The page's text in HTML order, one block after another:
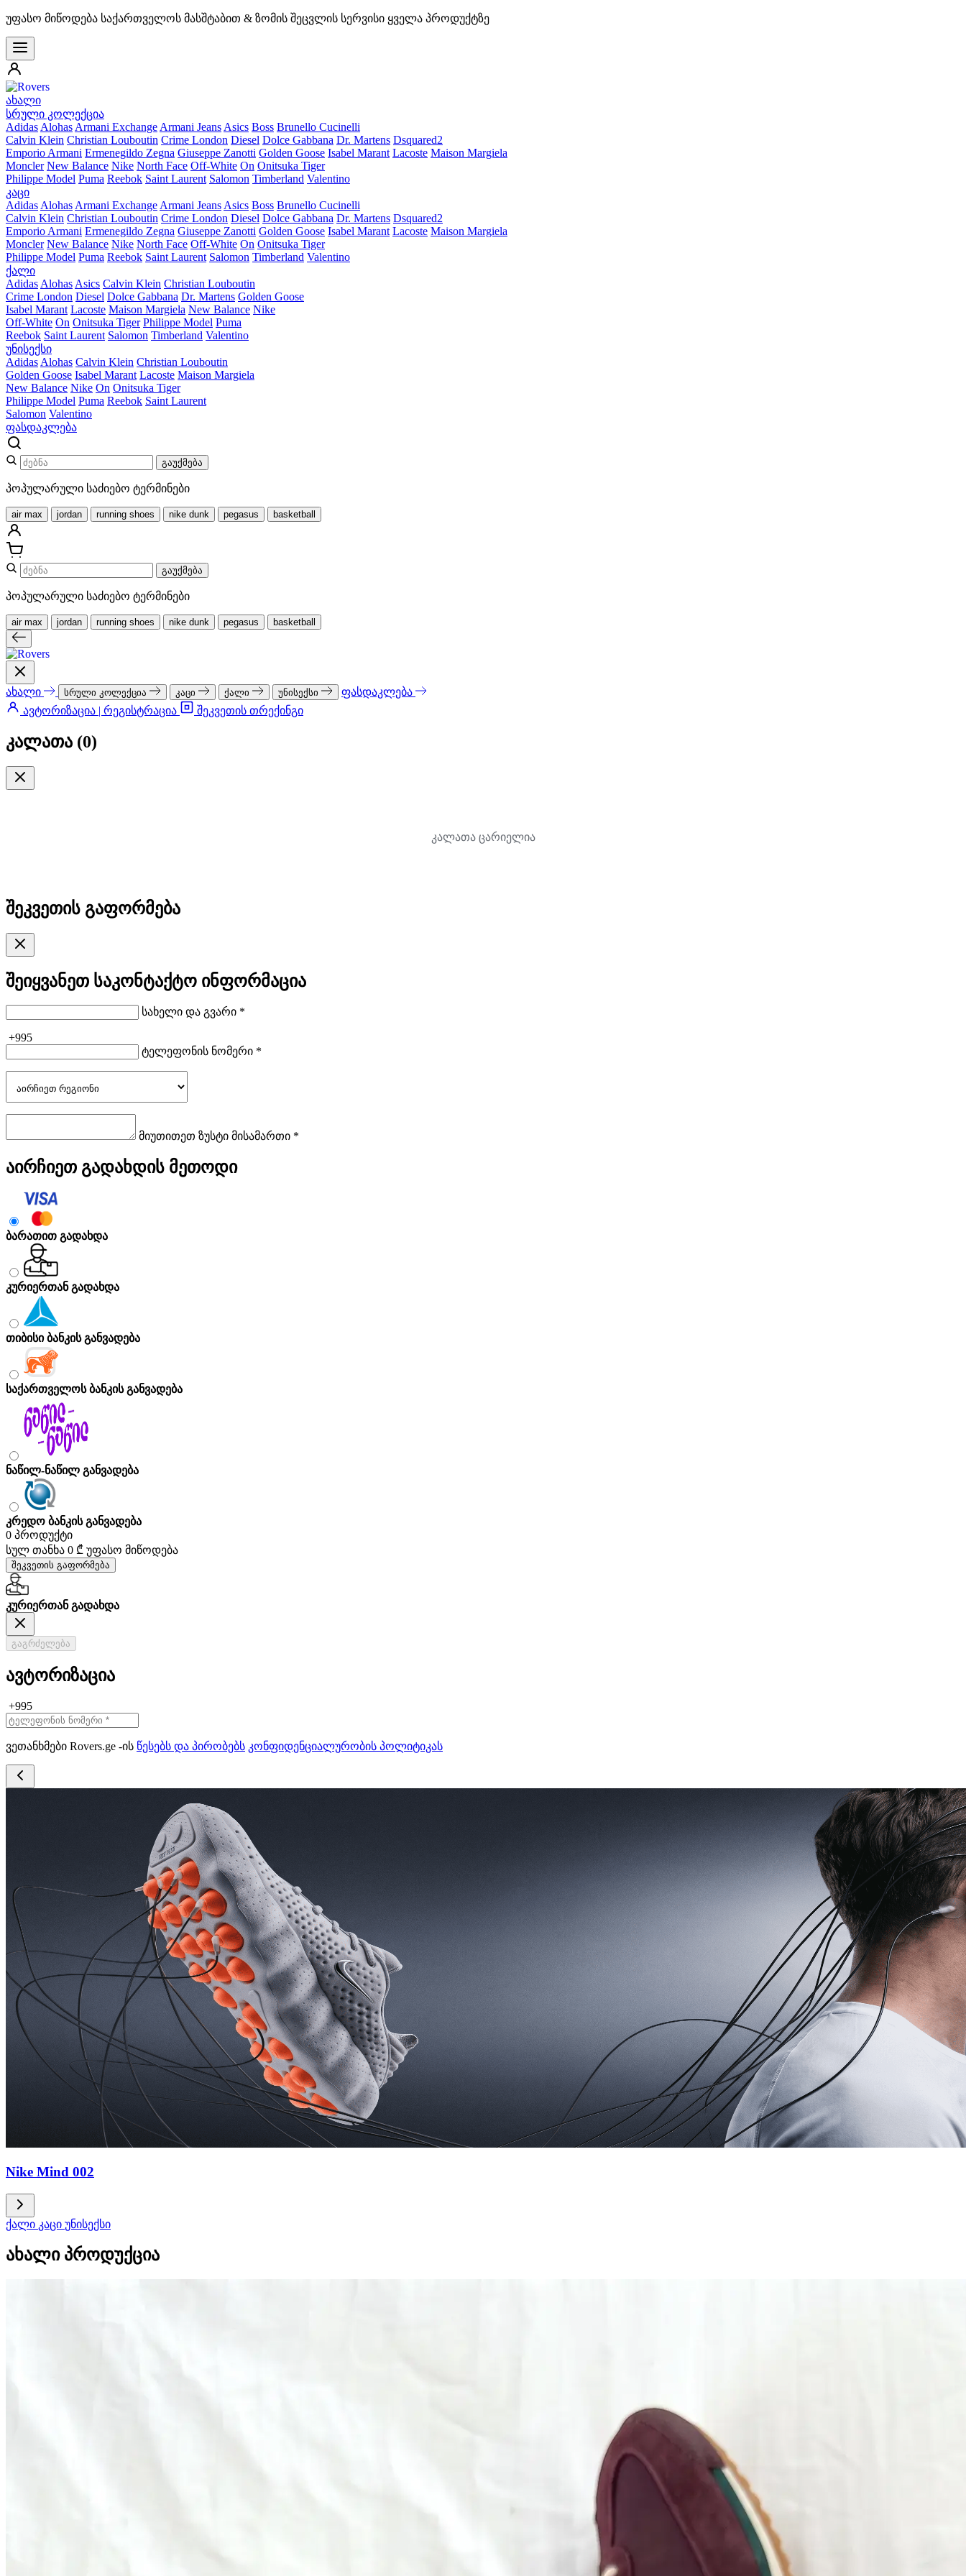
უფასო მიწოდება საქართველოს მასშტაბით & ზომის შეცვლის სერვისი ყველა პროდუქტზე
ახალი
სრული კოლექცია
Adidas Alohas Armani Exchange Armani Jeans Asics Boss Brunello Cucinelli
Calvin Klein Christian Louboutin Crime London Diesel Dolce Gabbana Dr. Martens Dsquared2
Emporio Armani Ermenegildo Zegna Giuseppe Zanotti Golden Goose Isabel Marant Lacoste Maison Margiela
Moncler New Balance Nike North Face Off-White On Onitsuka Tiger
Philippe Model Puma Reebok Saint Laurent Salomon Timberland Valentino
კაცი
Adidas Alohas Armani Exchange Armani Jeans Asics Boss Brunello Cucinelli
Calvin Klein Christian Louboutin Crime London Diesel Dolce Gabbana Dr. Martens Dsquared2
Emporio Armani Ermenegildo Zegna Giuseppe Zanotti Golden Goose Isabel Marant Lacoste Maison Margiela
Moncler New Balance Nike North Face Off-White On Onitsuka Tiger
Philippe Model Puma Reebok Saint Laurent Salomon Timberland Valentino
ქალი
Adidas Alohas Asics Calvin Klein Christian Louboutin
Crime London Diesel Dolce Gabbana Dr. Martens Golden Goose
Isabel Marant Lacoste Maison Margiela New Balance Nike
Off-White On Onitsuka Tiger Philippe Model Puma
Reebok Saint Laurent Salomon Timberland Valentino
უნისექსი
Adidas Alohas Calvin Klein Christian Louboutin
Golden Goose Isabel Marant Lacoste Maison Margiela
New Balance Nike On Onitsuka Tiger
Philippe Model Puma Reebok Saint Laurent
Salomon Valentino
ფასდაკლება
გაუქმება
პოპულარული საძიებო ტერმინები
air max jordan running shoes nike dunk pegasus basketball
გაუქმება
პოპულარული საძიებო ტერმინები
air max jordan running shoes nike dunk pegasus basketball
ახალი სრული კოლექცია კაცი ქალი უნისექსი
ფასდაკლება
ავტორიზაცია | რეგისტრაცია
შეკვეთის თრექინგი
კალათა (0)
კალათა ცარიელია
შეკვეთის გაფორმება
შეიყვანეთ საკონტაქტო ინფორმაცია
სახელი და გვარი *
+995
ტელეფონის ნომერი *
მიუთითეთ ზუსტი მისამართი *
აირჩიეთ გადახდის მეთოდი
ბარათით გადახდა
კურიერთან გადახდა
თიბისი ბანკის განვადება
საქართველოს ბანკის განვადება
ნაწილ-ნაწილ განვადება
კრედო ბანკის განვადება
0 პროდუქტი
სულ თანხა 0 ₾ უფასო მიწოდება
შეკვეთის გაფორმება
კურიერთან გადახდა
გაგრძელება
ავტორიზაცია
+995
ვეთანხმები Rovers.ge -ის წესებს და პირობებს კონფიდენციალურობის პოლიტიკას
Nike Mind 002
ქალი კაცი უნისექსი
ახალი პროდუქცია